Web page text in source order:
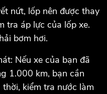
nứt, lốp nên được thay
tra áp lực của lốp xe.
bơm hơi.
Nếu xe của bạn đã
1.000 km, bạn cần
kiểm tra nước làm